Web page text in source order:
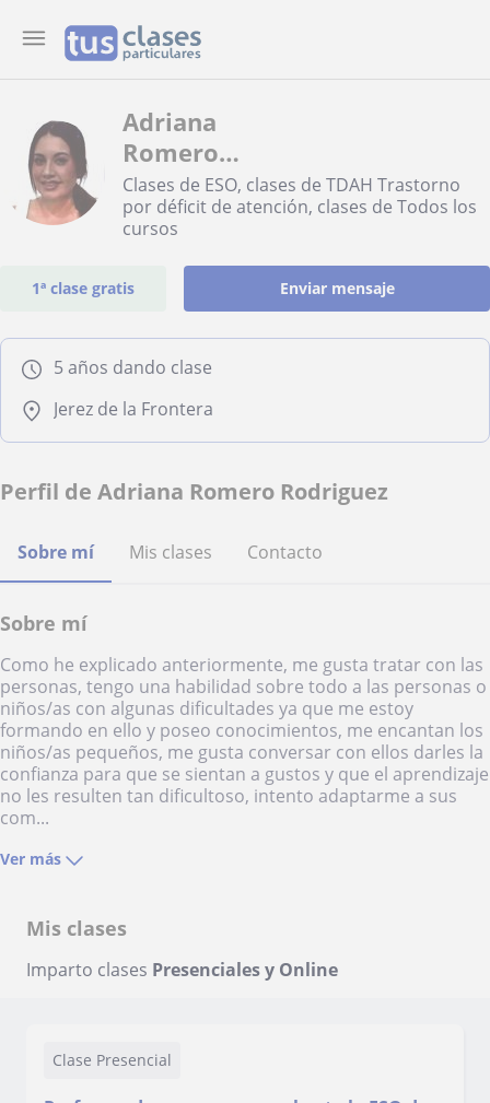
Adriana
Romero
Rodriguez
Clases de ESO, clases de TDAH Trastorno
por déficit de atención, clases de Todos los
cursos
1ª clase gratis Enviar mensaje
5 años dando clase
Jerez de la Frontera
Perfil de Adriana Romero Rodriguez
Sobre mí Mis clases Contacto
Sobre mí
Como he explicado anteriormente, me gusta tratar con las
personas, tengo una habilidad sobre todo a las personas o
niños/as con algunas dificultades ya que me estoy
formando en ello y poseo conocimientos, me encantan los
niños/as pequeños, me gusta conversar con ellos darles la
confianza para que se sientan a gustos y que el aprendizaje
no les resulten tan dificultoso, intento adaptarme a sus
com...
Ver más
Mis clases
Imparto clases Presenciales y Online
Clase Presencial